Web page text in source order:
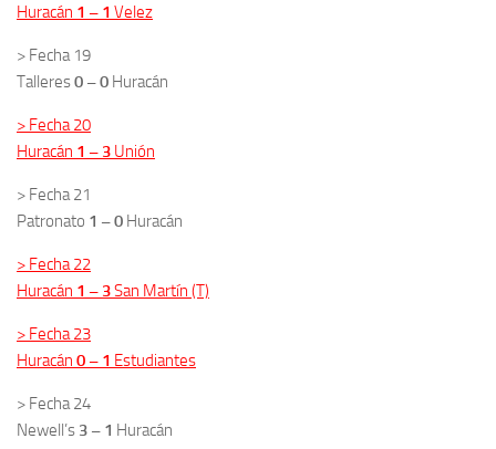
Huracán 1 – 1 Velez
> Fecha 19
Talleres0 – 0 Huracán
> Fecha 20
Huracán 1 – 3 Unión
> Fecha 21
Patronato 1 – 0 Huracán
> Fecha 22
Huracán 1 – 3San Martín (T)
> Fecha 23
Huracán 0 – 1 Estudiantes
> Fecha 24
Newell’s 3 – 1 Huracán